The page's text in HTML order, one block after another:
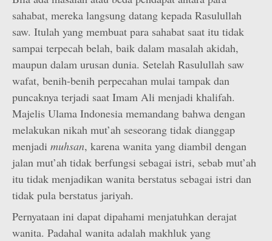
sahabat, mereka langsung datang kepada Rasulullah
saw. Itulah yang membuat para sahabat saat itu tidak
sampai terpecah belah, baik dalam masalah akidah,
maupun dalam urusan dunia. Setelah Rasulullah saw
wafat, benih-benih perpecahan mulai tampak dan
puncaknya terjadi saat Imam Ali menjadi khalifah.
Majelis Ulama Indonesia memandang bahwa dengan
melakukan nikah mut’ah seseorang tidak dianggap
menjadi muhsan, karena wanita yang diambil dengan
jalan mut’ah tidak berfungsi sebagai istri, sebab mut’ah
itu tidak menjadikan wanita berstatus sebagai istri dan
tidak pula berstatus jariyah.
Pernyataan ini dapat dipahami menjatuhkan derajat
wanita. Padahal wanita adalah makhluk yang